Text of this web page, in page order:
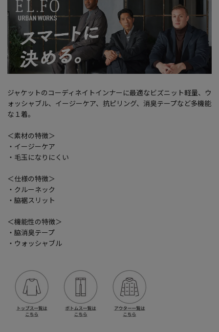
ジャケットのコーディネイトインナーに最適なビズニット軽量、ウ
ォッシャブル、イージーケア、抗ピリング、消臭テープなど多機能
な１着。
＜素材の特徴＞
・イージーケア
・毛玉になりにくい
＜仕様の特徴＞
・クルーネック
・脇裾スリット
＜機能性の特徴＞
・脇消臭テープ
・ウォッシャブル